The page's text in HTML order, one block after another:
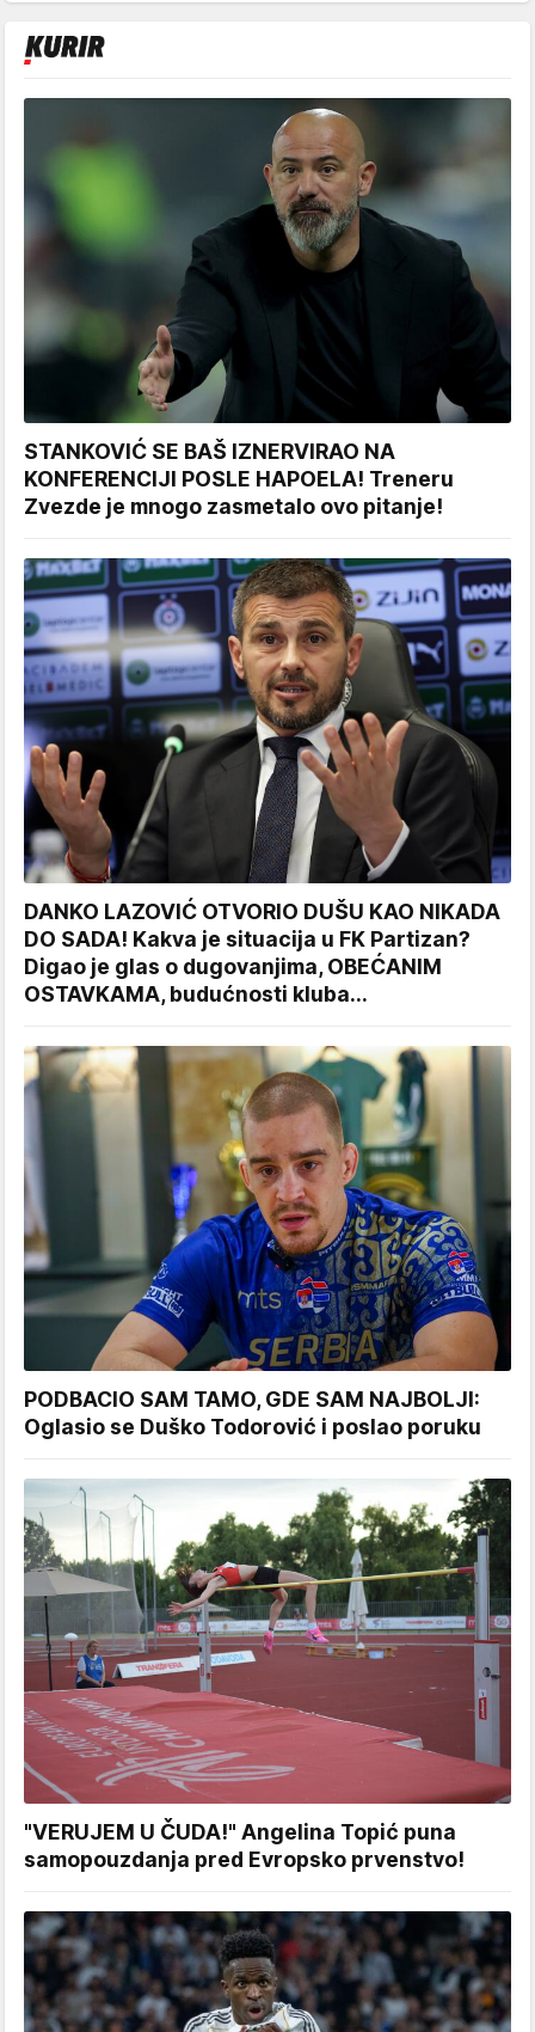
STANKOVIĆ SE BAŠ IZNERVIRAO NA
KONFERENCIJI POSLE HAPOELA! Treneru
Zvezde je mnogo zasmetalo ovo pitanje!
DANKO LAZOVIĆ OTVORIO DUŠU KAO NIKADA
DO SADA! Kakva je situacija u FK Partizan?
Digao je glas o dugovanjima, OBEĆANIM
OSTAVKAMA, budućnosti kluba...
PODBACIO SAM TAMO, GDE SAM NAJBOLJI:
Oglasio se Duško Todorović i poslao poruku
"VERUJEM U ČUDA!" Angelina Topić puna
samopouzdanja pred Evropsko prvenstvo!